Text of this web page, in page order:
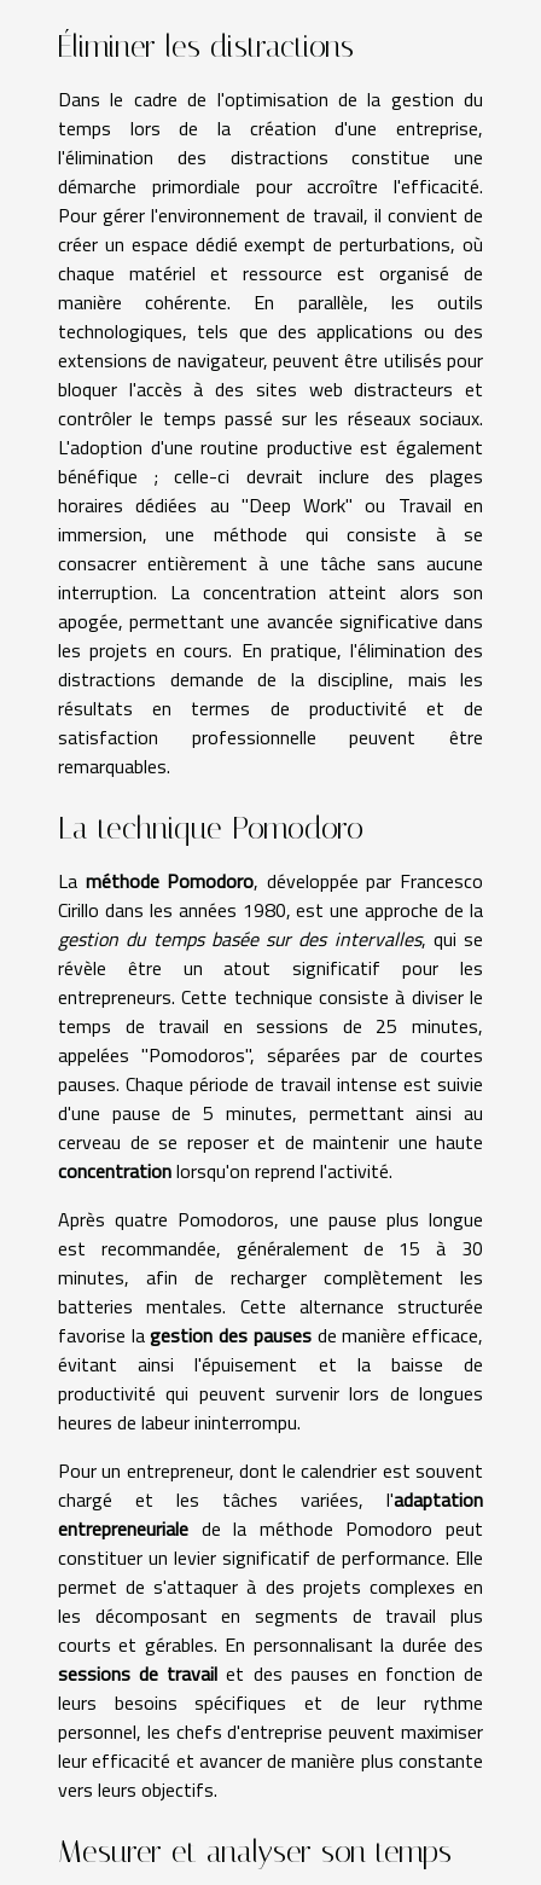
Éliminer les distractions
Dans le cadre de l'optimisation de la gestion du
temps lors de la création d'une entreprise,
l'élimination des distractions constitue une
démarche primordiale pour accroître l'efficacité.
Pour gérer l'environnement de travail, il convient de
créer un espace dédié exempt de perturbations, où
chaque matériel et ressource est organisé de
manière cohérente. En parallèle, les outils
technologiques, tels que des applications ou des
extensions de navigateur, peuvent être utilisés pour
bloquer l'accès à des sites web distracteurs et
contrôler le temps passé sur les réseaux sociaux.
L'adoption d'une routine productive est également
bénéfique ; celle-ci devrait inclure des plages
horaires dédiées au "Deep Work" ou Travail en
immersion, une méthode qui consiste à se
consacrer entièrement à une tâche sans aucune
interruption. La concentration atteint alors son
apogée, permettant une avancée significative dans
les projets en cours. En pratique, l'élimination des
distractions demande de la discipline, mais les
résultats en termes de productivité et de
satisfaction professionnelle peuvent être
remarquables.
La technique Pomodoro
La méthode Pomodoro, développée par Francesco
Cirillo dans les années 1980, est une approche de la
gestion du temps basée sur des intervalles, qui se
révèle être un atout significatif pour les
entrepreneurs. Cette technique consiste à diviser le
temps de travail en sessions de 25 minutes,
appelées "Pomodoros", séparées par de courtes
pauses. Chaque période de travail intense est suivie
d'une pause de 5 minutes, permettant ainsi au
cerveau de se reposer et de maintenir une haute
concentrationlorsqu'on reprend l'activité.
Après quatre Pomodoros, une pause plus longue
est recommandée, généralement de 15 à 30
minutes, afin de recharger complètement les
batteries mentales. Cette alternance structurée
favorise lagestion des pausesde manière efficace,
évitant ainsi l'épuisement et la baisse de
productivité qui peuvent survenir lors de longues
heures de labeur ininterrompu.
Pour un entrepreneur, dont le calendrier est souvent
chargé et les tâches variées, l'adaptation
entrepreneuriale de la méthode Pomodoro peut
constituer un levier significatif de performance. Elle
permet de s'attaquer à des projets complexes en
les décomposant en segments de travail plus
courts et gérables. En personnalisant la durée des
sessions de travail et des pauses en fonction de
leurs besoins spécifiques et de leur rythme
personnel, les chefs d'entreprise peuvent maximiser
leur efficacité et avancer de manière plus constante
vers leurs objectifs.
Mesurer et analyser son temps